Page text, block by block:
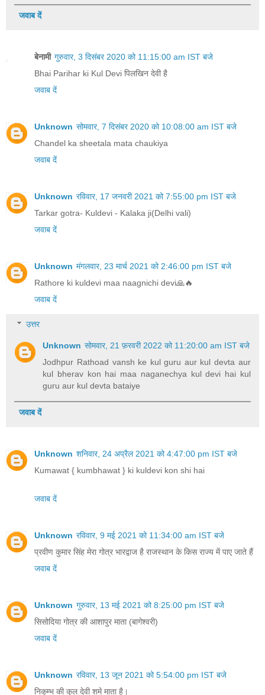
जवाब दें
बेनामी गुरुवार, 3 दिसंबर 2020 को 11:15:00 am IST बजे
Bhai Parihar ki Kul Devi पिलखिन देवी‌ है
जवाब दें
Unknown सोमवार, 7 दिसंबर 2020 को 10:08:00 am IST बजे
Chandel ka sheetala mata chaukiya
जवाब दें
Unknown रविवार, 17 जनवरी 2021 को 7:55:00 pm IST बजे
Tarkar gotra- Kuldevi - Kalaka ji(Delhi vali)
जवाब दें
Unknown मंगलवार, 23 मार्च 2021 को 2:46:00 pm IST बजे
Rathore ki kuldevi maa naagnichi devi🙏🔥
जवाब दें
उत्तर
Unknown सोमवार, 21 फ़रवरी 2022 को 11:20:00 am IST बजे
Jodhpur Rathoad vansh ke kul guru aur kul devta aur
kul bherav kon hai maa naganechya kul devi hai kul
guru aur kul devta bataiye
जवाब दें
Unknown शनिवार, 24 अप्रैल 2021 को 4:47:00 pm IST बजे
Kumawat { kumbhawat } ki kuldevi kon shi hai
जवाब दें
Unknown रविवार, 9 मई 2021 को 11:34:00 am IST बजे
प्रवीण कुमार सिंह मेरा गोत्र भारद्वाज है राजस्थान के किस राज्य में पाए जाते हैं
जवाब दें
Unknown गुरुवार, 13 मई 2021 को 8:25:00 pm IST बजे
सिसोदिया गोत्र की आशापुर माता (बागेश्वरी)
जवाब दें
Unknown रविवार, 13 जून 2021 को 5:54:00 pm IST बजे
निकुम्भ की कुल देवी शमे माता है।